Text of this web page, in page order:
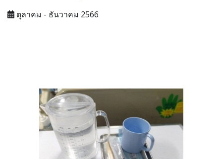
ตุลาคม - ธันวาคม 2566